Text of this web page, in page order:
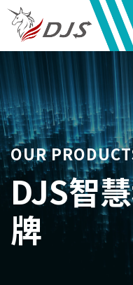
OUR
DJS智
牌